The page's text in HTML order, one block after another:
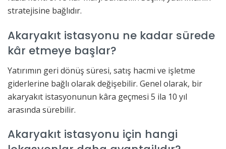
stratejisine bağlıdır.
Akaryakıt istasyonu ne kadar sürede
kâr etmeye başlar?
Yatırımın geri dönüş süresi, satış hacmi ve işletme
giderlerine bağlı olarak değişebilir. Genel olarak, bir
akaryakıt istasyonunun kâra geçmesi 5 ila 10 yıl
arasında sürebilir.
Akaryakıt istasyonu için hangi